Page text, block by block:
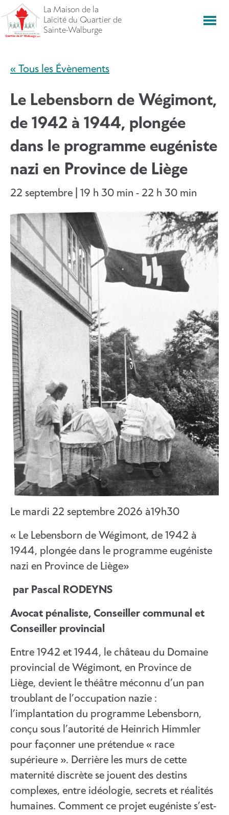
directement
vers
La Maison de la
Laïcité du Quartier de
Sainte-Walburge
« Tous les Évènements
Le Lebensborn de Wégimont,
de 1942 à 1944, plongée
dans le programme eugéniste
nazi en Province de Liège
22 septembre | 19 h 30 min - 22 h 30 min
Le mardi 22 septembre 2026 à19h30
« Le Lebensborn de Wégimont, de 1942 à
1944, plongée dans le programme eugéniste
nazi en Province de Liège»
par Pascal RODEYNS
Avocat pénaliste, Conseiller communal et
Conseiller provincial
Entre 1942 et 1944, le château du Domaine
provincial de Wégimont, en Province de
Liège, devient le théâtre méconnu d’un pan
troublant de l’occupation nazie :
l’implantation du programme Lebensborn,
conçu sous l’autorité de Heinrich Himmler
pour façonner une prétendue « race
supérieure ». Derrière les murs de cette
maternité discrète se jouent des destins
complexes, entre idéologie, secrets et réalités
humaines. Comment ce projet eugéniste s’est-